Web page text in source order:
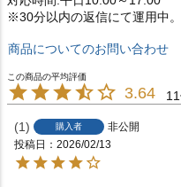
※30分以内の返信にて運用中。
商品についてのお問い合わせ
3.64 11
1 購入者
非公開
投稿日
2026/02/13